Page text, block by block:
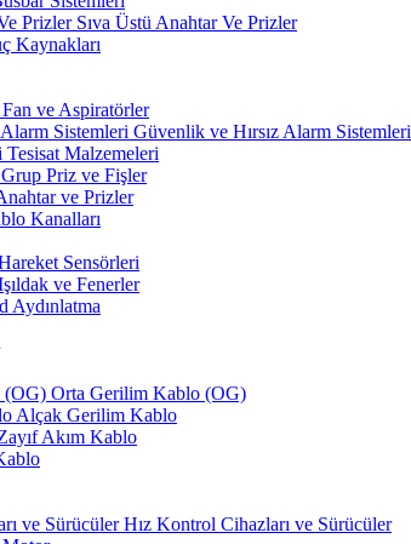
Sıva Üstü Anahtar Ve Prizler
Kaynakları
Fan ve Aspiratörler
Güvenlik ve Hırsız Alarm Sistemleri
Tesisat Malzemeleri
Grup Priz ve Fişler
ve Prizler
Kanalları
Sensörleri
ve Fenerler
Aydınlatma
Orta Gerilim Kablo (OG)
Alçak Gerilim Kablo
Akım Kablo
Hız Kontrol Cihazları ve Sürücüler